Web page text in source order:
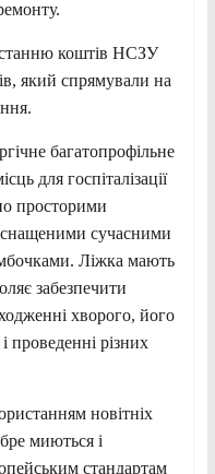
коштів НСЗУ
який спрямували на
багатопрофільне
для госпіталізації
просторими
сучасними
Ліжка мають
забезпечити
хворого, його
проведенні різних
новітніх
миються і
стандартам